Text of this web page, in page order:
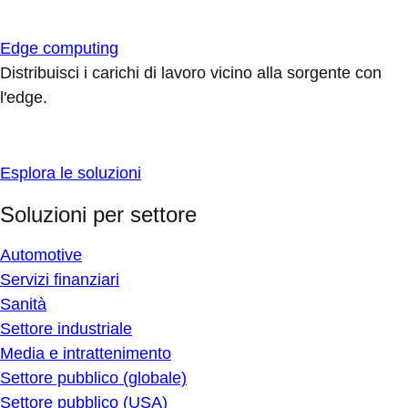
Edge computing
Distribuisci i carichi di lavoro vicino alla sorgente con
l'edge.
Esplora le soluzioni
Soluzioni per settore
Automotive
Servizi finanziari
Sanità
Settore industriale
Media e intrattenimento
Settore pubblico (globale)
Settore pubblico (USA)